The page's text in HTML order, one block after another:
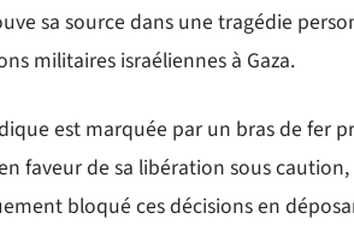
sa source dans une tragédie
militaires israéliennes à Gaza.
est marquée par un bras de fer
faveur de sa libération sous
bloqué ces décisions en